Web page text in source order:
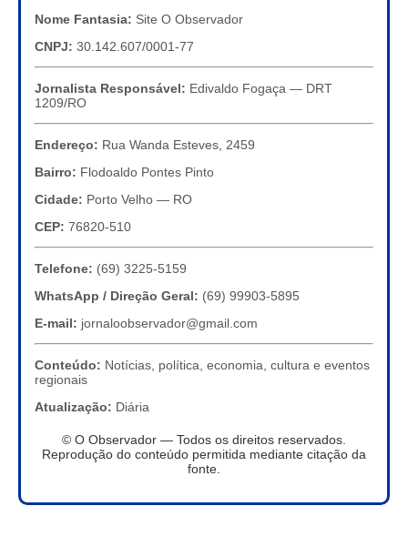
Nome Fantasia: Site O Observador
CNPJ: 30.142.607/0001-77
Jornalista Responsável: Edivaldo Fogaça — DRT
1209/RO
Endereço: Rua Wanda Esteves, 2459
Bairro: Flodoaldo Pontes Pinto
Cidade: Porto Velho — RO
CEP: 76820-510
Telefone: (69) 3225-5159
WhatsApp / Direção Geral: (69) 99903-5895
E-mail: jornaloobservador@gmail.com
Conteúdo: Notícias, política, economia, cultura e eventos
regionais
Atualização: Diária
© O Observador — Todos os direitos reservados.
Reprodução do conteúdo permitida mediante citação da
fonte.